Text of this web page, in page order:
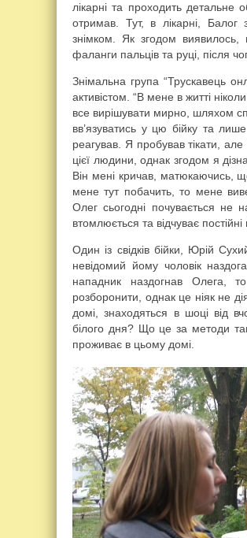
лікарні та проходить
отримав. Тут, в лікарні, Балог
знімком. Як згодом
фаланги пальців та руці, після
Знімальна група “Трускавець
активістом. “В мене в житті
все вирішувати мирно, шляхом
вв’язуватись у цю бійку та
реагував. Я пробував тікати,
цієї людини, однак згодом я
Він мені кричав, матюкаючись,
мене тут побачить, то мене
Олег сьогодні почувається не
втомлюється та відчуває постійні
Один із свідків бійки, Юрій
невідомий йому чоловік
нападник наздогнав Олега,
розборонити, однак це ніяк не
домі, знаходяться в шоці від
білого дня? Що це за методи
проживає в цьому домі.